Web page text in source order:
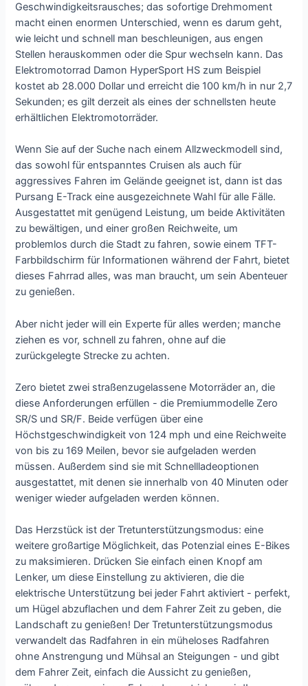
Geschwindigkeitsrausches; das sofortige Drehmoment
macht einen enormen Unterschied, wenn es darum geht,
wie leicht und schnell man beschleunigen, aus engen
Stellen herauskommen oder die Spur wechseln kann. Das
Elektromotorrad Damon HyperSport HS zum Beispiel
kostet ab 28.000 Dollar und erreicht die 100 km/h in nur 2,7
Sekunden; es gilt derzeit als eines der schnellsten heute
erhältlichen Elektromotorräder.
Wenn Sie auf der Suche nach einem Allzweckmodell sind,
das sowohl für entspanntes Cruisen als auch für
aggressives Fahren im Gelände geeignet ist, dann ist das
Pursang E-Track eine ausgezeichnete Wahl für alle Fälle.
Ausgestattet mit genügend Leistung, um beide Aktivitäten
zu bewältigen, und einer großen Reichweite, um
problemlos durch die Stadt zu fahren, sowie einem TFT-
Farbbildschirm für Informationen während der Fahrt, bietet
dieses Fahrrad alles, was man braucht, um sein Abenteuer
zu genießen.
Aber nicht jeder will ein Experte für alles werden; manche
ziehen es vor, schnell zu fahren, ohne auf die
zurückgelegte Strecke zu achten.
Zero bietet zwei straßenzugelassene Motorräder an, die
diese Anforderungen erfüllen - die Premiummodelle Zero
SR/S und SR/F. Beide verfügen über eine
Höchstgeschwindigkeit von 124 mph und eine Reichweite
von bis zu 169 Meilen, bevor sie aufgeladen werden
müssen. Außerdem sind sie mit Schnellladeoptionen
ausgestattet, mit denen sie innerhalb von 40 Minuten oder
weniger wieder aufgeladen werden können.
Das Herzstück ist der Tretunterstützungsmodus: eine
weitere großartige Möglichkeit, das Potenzial eines E-Bikes
zu maksimieren. Drücken Sie einfach einen Knopf am
Lenker, um diese Einstellung zu aktivieren, die die
elektrische Unterstützung bei jeder Fahrt aktiviert - perfekt,
um Hügel abzuflachen und dem Fahrer Zeit zu geben, die
Landschaft zu genießen! Der Tretunterstützungsmodus
verwandelt das Radfahren in ein müheloses Radfahren
ohne Anstrengung und Mühsal an Steigungen - und gibt
dem Fahrer Zeit, einfach die Aussicht zu genießen,